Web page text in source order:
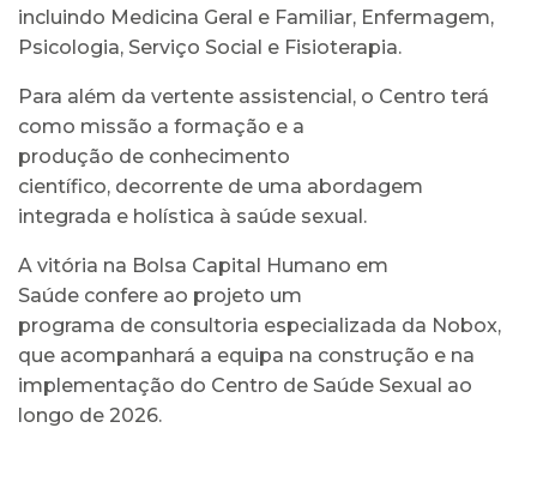
incluindo Medicina Geral e Familiar, Enfermagem,
Psicologia, Serviço Social e Fisioterapia.
Para além da vertente assistencial, o Centro terá
como missão a formação e a
produção de conhecimento
científico, decorrente de uma abordagem
integrada e holística à saúde sexual.
A vitória na Bolsa Capital Humano em
Saúde confere ao projeto um
programa de consultoria especializada da Nobox,
que acompanhará a equipa na construção e na
implementação do Centro de Saúde Sexual ao
longo de 2026.